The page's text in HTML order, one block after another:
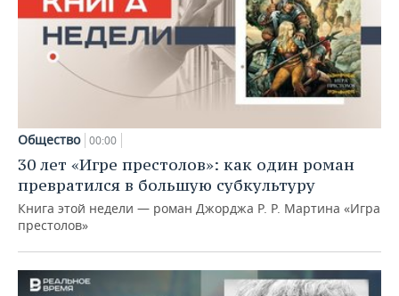
Общество 00:00
30 лет «Игре престолов»: как один роман
превратился в большую субкультуру
Книга этой недели — роман Джорджа Р. Р. Мартина «Игра
престолов»